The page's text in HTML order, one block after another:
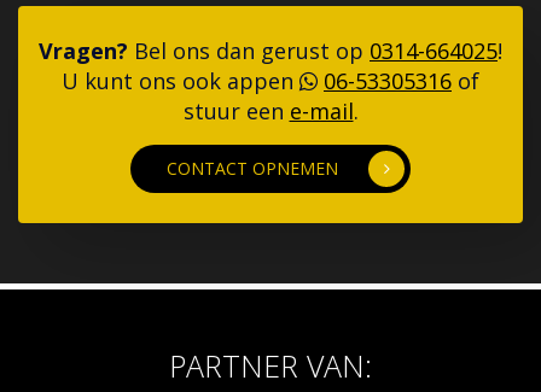
Vragen? Bel ons dan gerust op 0314-664025!
U kunt ons ook appen
06-53305316 of
stuur een e-mail.
CONTACT OPNEMEN
PARTNER VAN: